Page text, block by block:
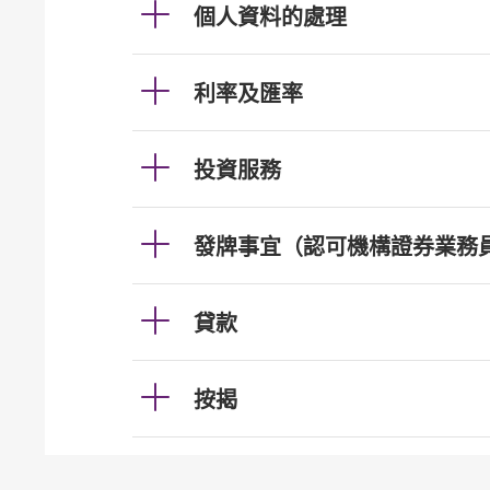
個人資料的處理
利率及匯率
投資服務
發牌事宜（認可機構證券業務
貸款
按揭